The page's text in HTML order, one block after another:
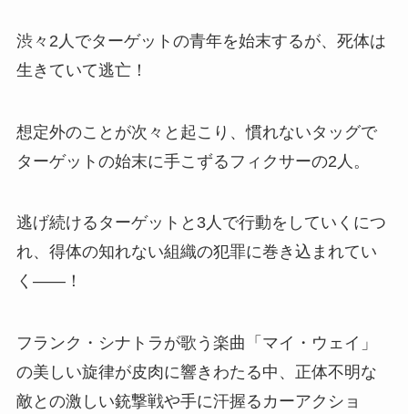
渋々2人でターゲットの青年を始末するが、死体は
生きていて逃亡！
想定外のことが次々と起こり、慣れないタッグで
ターゲットの始末に手こずるフィクサーの2人。
逃げ続けるターゲットと3人で行動をしていくにつ
れ、得体の知れない組織の犯罪に巻き込まれてい
く――！
フランク・シナトラが歌う楽曲「マイ・ウェイ」
の美しい旋律が皮肉に響きわたる中、正体不明な
敵との激しい銃撃戦や手に汗握るカーアクショ